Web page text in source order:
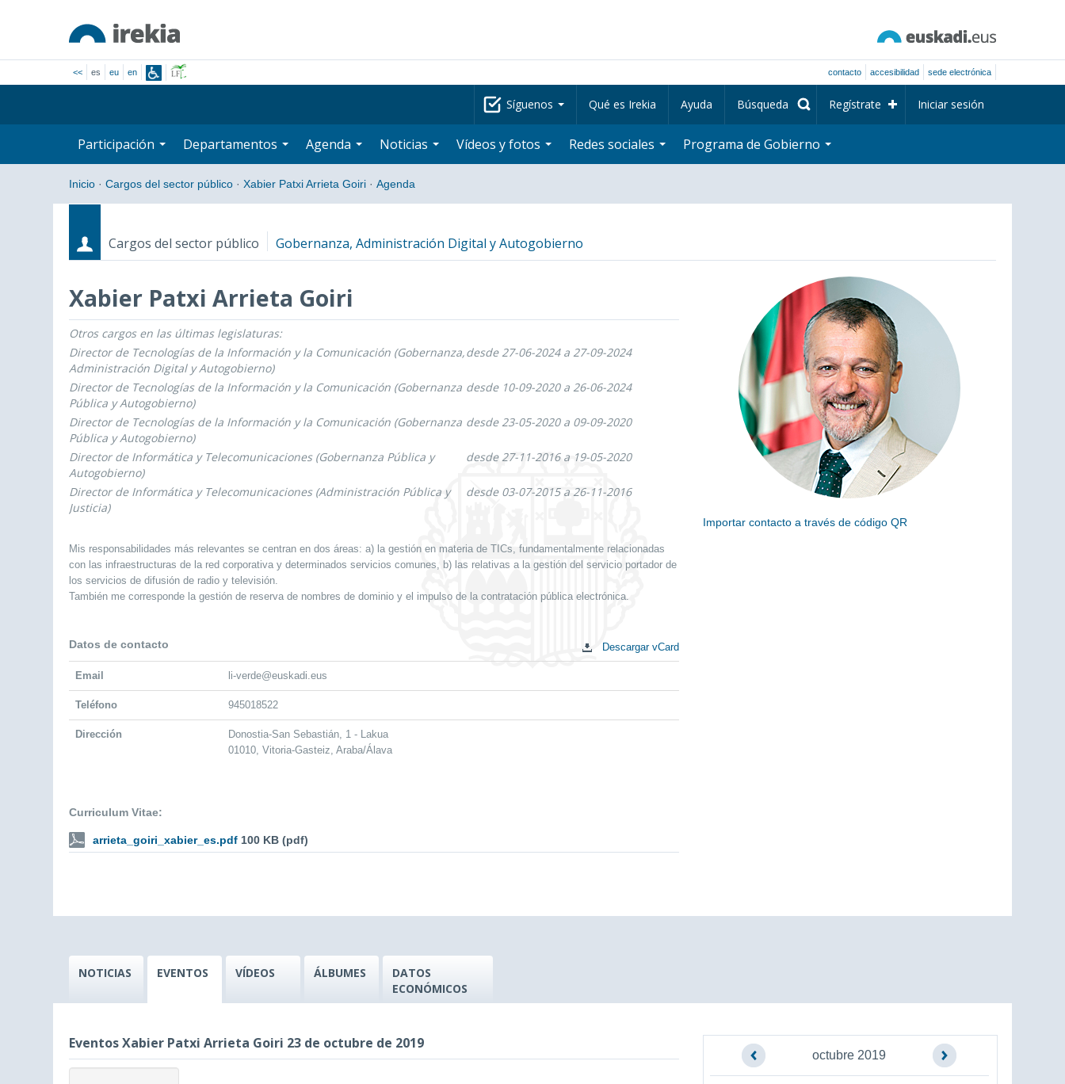
<< es eu en contacto accesibilidad sede electrónica
Síguenos Qué es Irekia Ayuda Búsqueda Regístrate Iniciar sesión
Participación Departamentos Agenda Noticias Vídeos y fotos Redes sociales Programa de Gobierno
Inicio · Cargos del sector público · Xabier Patxi Arrieta Goiri · Agenda
Cargos del sector público Gobernanza, Administración Digital y Autogobierno
Xabier Patxi Arrieta Goiri
CargosFecha de inicio - Fecha fin
Otros cargos en las últimas legislaturas:
Director de Tecnologías de la Información y la Comunicación (Gobernanza,
Administración Digital y Autogobierno)
desde 27-06-2024 a 27-09-2024
Director de Tecnologías de la Información y la Comunicación (Gobernanza
Pública y Autogobierno)
desde 10-09-2020 a 26-06-2024
Director de Tecnologías de la Información y la Comunicación (Gobernanza
Pública y Autogobierno)
desde 23-05-2020 a 09-09-2020
Director de Informática y Telecomunicaciones (Gobernanza Pública y
Autogobierno)
desde 27-11-2016 a 19-05-2020
Director de Informática y Telecomunicaciones (Administración Pública y
Justicia)
desde 03-07-2015 a 26-11-2016
Mis responsabilidades más relevantes se centran en dos áreas: a) la gestión en materia de TICs, fundamentalmente relacionadas
con las infraestructuras de la red corporativa y determinados servicios comunes, b) las relativas a la gestión del servicio portador de
los servicios de difusión de radio y televisión.
También me corresponde la gestión de reserva de nombres de dominio y el impulso de la contratación pública electrónica.
Datos de contacto Descargar vCard
Email li-verde@euskadi.eus
Teléfono 945018522
Dirección
Donostia-San Sebastián, 1 - Lakua
01010, Vitoria-Gasteiz, Araba/Álava
Curriculum Vitae:
arrieta_goiri_xabier_es.pdf 100 KB (pdf)
Importar contacto a través de código QR
NOTICIAS EVENTOS VÍDEOS ÁLBUMES
DATOS
ECONÓMICOS
Eventos Xabier Patxi Arrieta Goiri 23 de octubre de 2019
octubre 2019